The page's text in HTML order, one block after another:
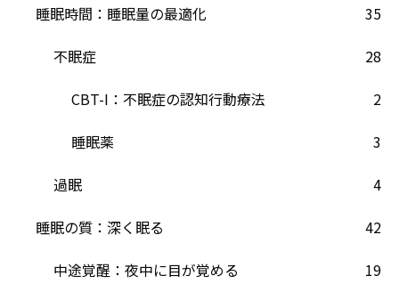
睡眠時間：睡眠量の最適化
35
不眠症
28
CBT-I：不眠症の認知行動療法
2
睡眠薬
3
過眠
4
睡眠の質：深く眠る
42
中途覚醒：夜中に目が覚める
19